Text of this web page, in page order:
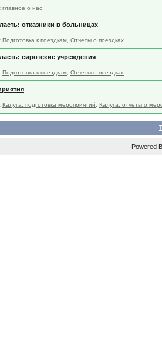
главное о нас
отказники в больницах
Подготовка к поездкам Отчеты о поездках
сиротские учреждения
Подготовка к поездкам Отчеты о поездках
Калуга: подготовка мероприятий Калуга: отчеты о
Powered